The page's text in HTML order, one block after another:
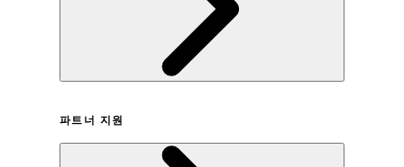
개인정보취급방침
파트너 지원